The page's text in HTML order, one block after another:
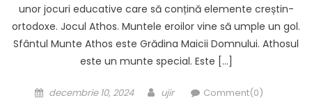
unor jocuri educative care să conțină elemente creștin-
ortodoxe. Jocul Athos. Muntele eroilor vine să umple un gol.
Sfântul Munte Athos este Grădina Maicii Domnului. Athosul
este un munte special. Este […]
Posted on
decembrie 10, 2024 Author
ujir Comment(0)